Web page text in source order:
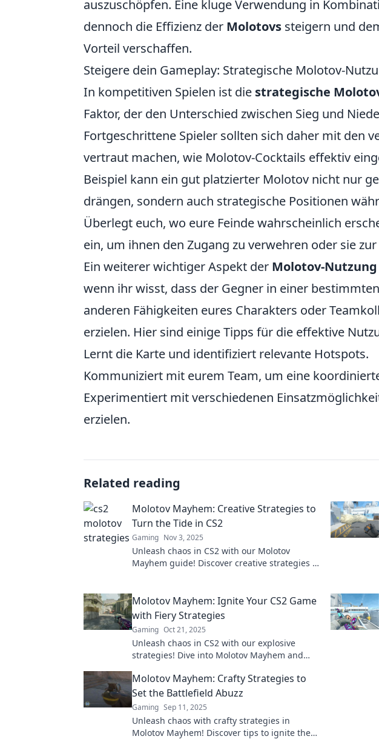
auszuschöpfen. Eine kluge Verwendung in
dennoch die Effizienz der Molotovs steigern und
Vorteil verschaffen.
Steigere dein Gameplay: Strategische Molotov-
In kompetitiven Spielen ist die strategische
Faktor, der den Unterschied zwischen Sieg und
Fortgeschrittene Spieler sollten sich daher mit den
vertraut machen, wie Molotov-Cocktails effektiv
Beispiel kann ein gut platzierter Molotov nicht nur
drängen, sondern auch strategische Positionen
Überlegt euch, wo eure Feinde wahrscheinlich
ein, um ihnen den Zugang zu verwehren oder sie
Ein weiterer wichtiger Aspekt der Molotov-Nutzung
wenn ihr wisst, dass der Gegner in einer
anderen Fähigkeiten eures Charakters oder
erzielen. Hier sind einige Tipps für die effektive
Lernt die Karte und identifiziert relevante Hotspots.
Kommuniziert mit eurem Team, um eine
Experimentiert mit verschiedenen
erzielen.
Related reading
Molotov Mayhem: Creative Strategies to
Turn the Tide in CS2
Gaming Nov 3, 2025
Unleash chaos in CS2 with our Molotov
Mayhem guide! Discover creative strategies to
Molotov Mayhem: Ignite Your CS2 Game
with Fiery Strategies
Gaming Oct 21, 2025
Unleash chaos in CS2 with our explosive
strategies! Dive into Molotov Mayhem and
heights!
Molotov Mayhem: Crafty Strategies to
Set the Battlefield Abuzz
Gaming Sep 11, 2025
Unleash chaos with crafty strategies in
Molotov Mayhem! Discover tips to ignite the